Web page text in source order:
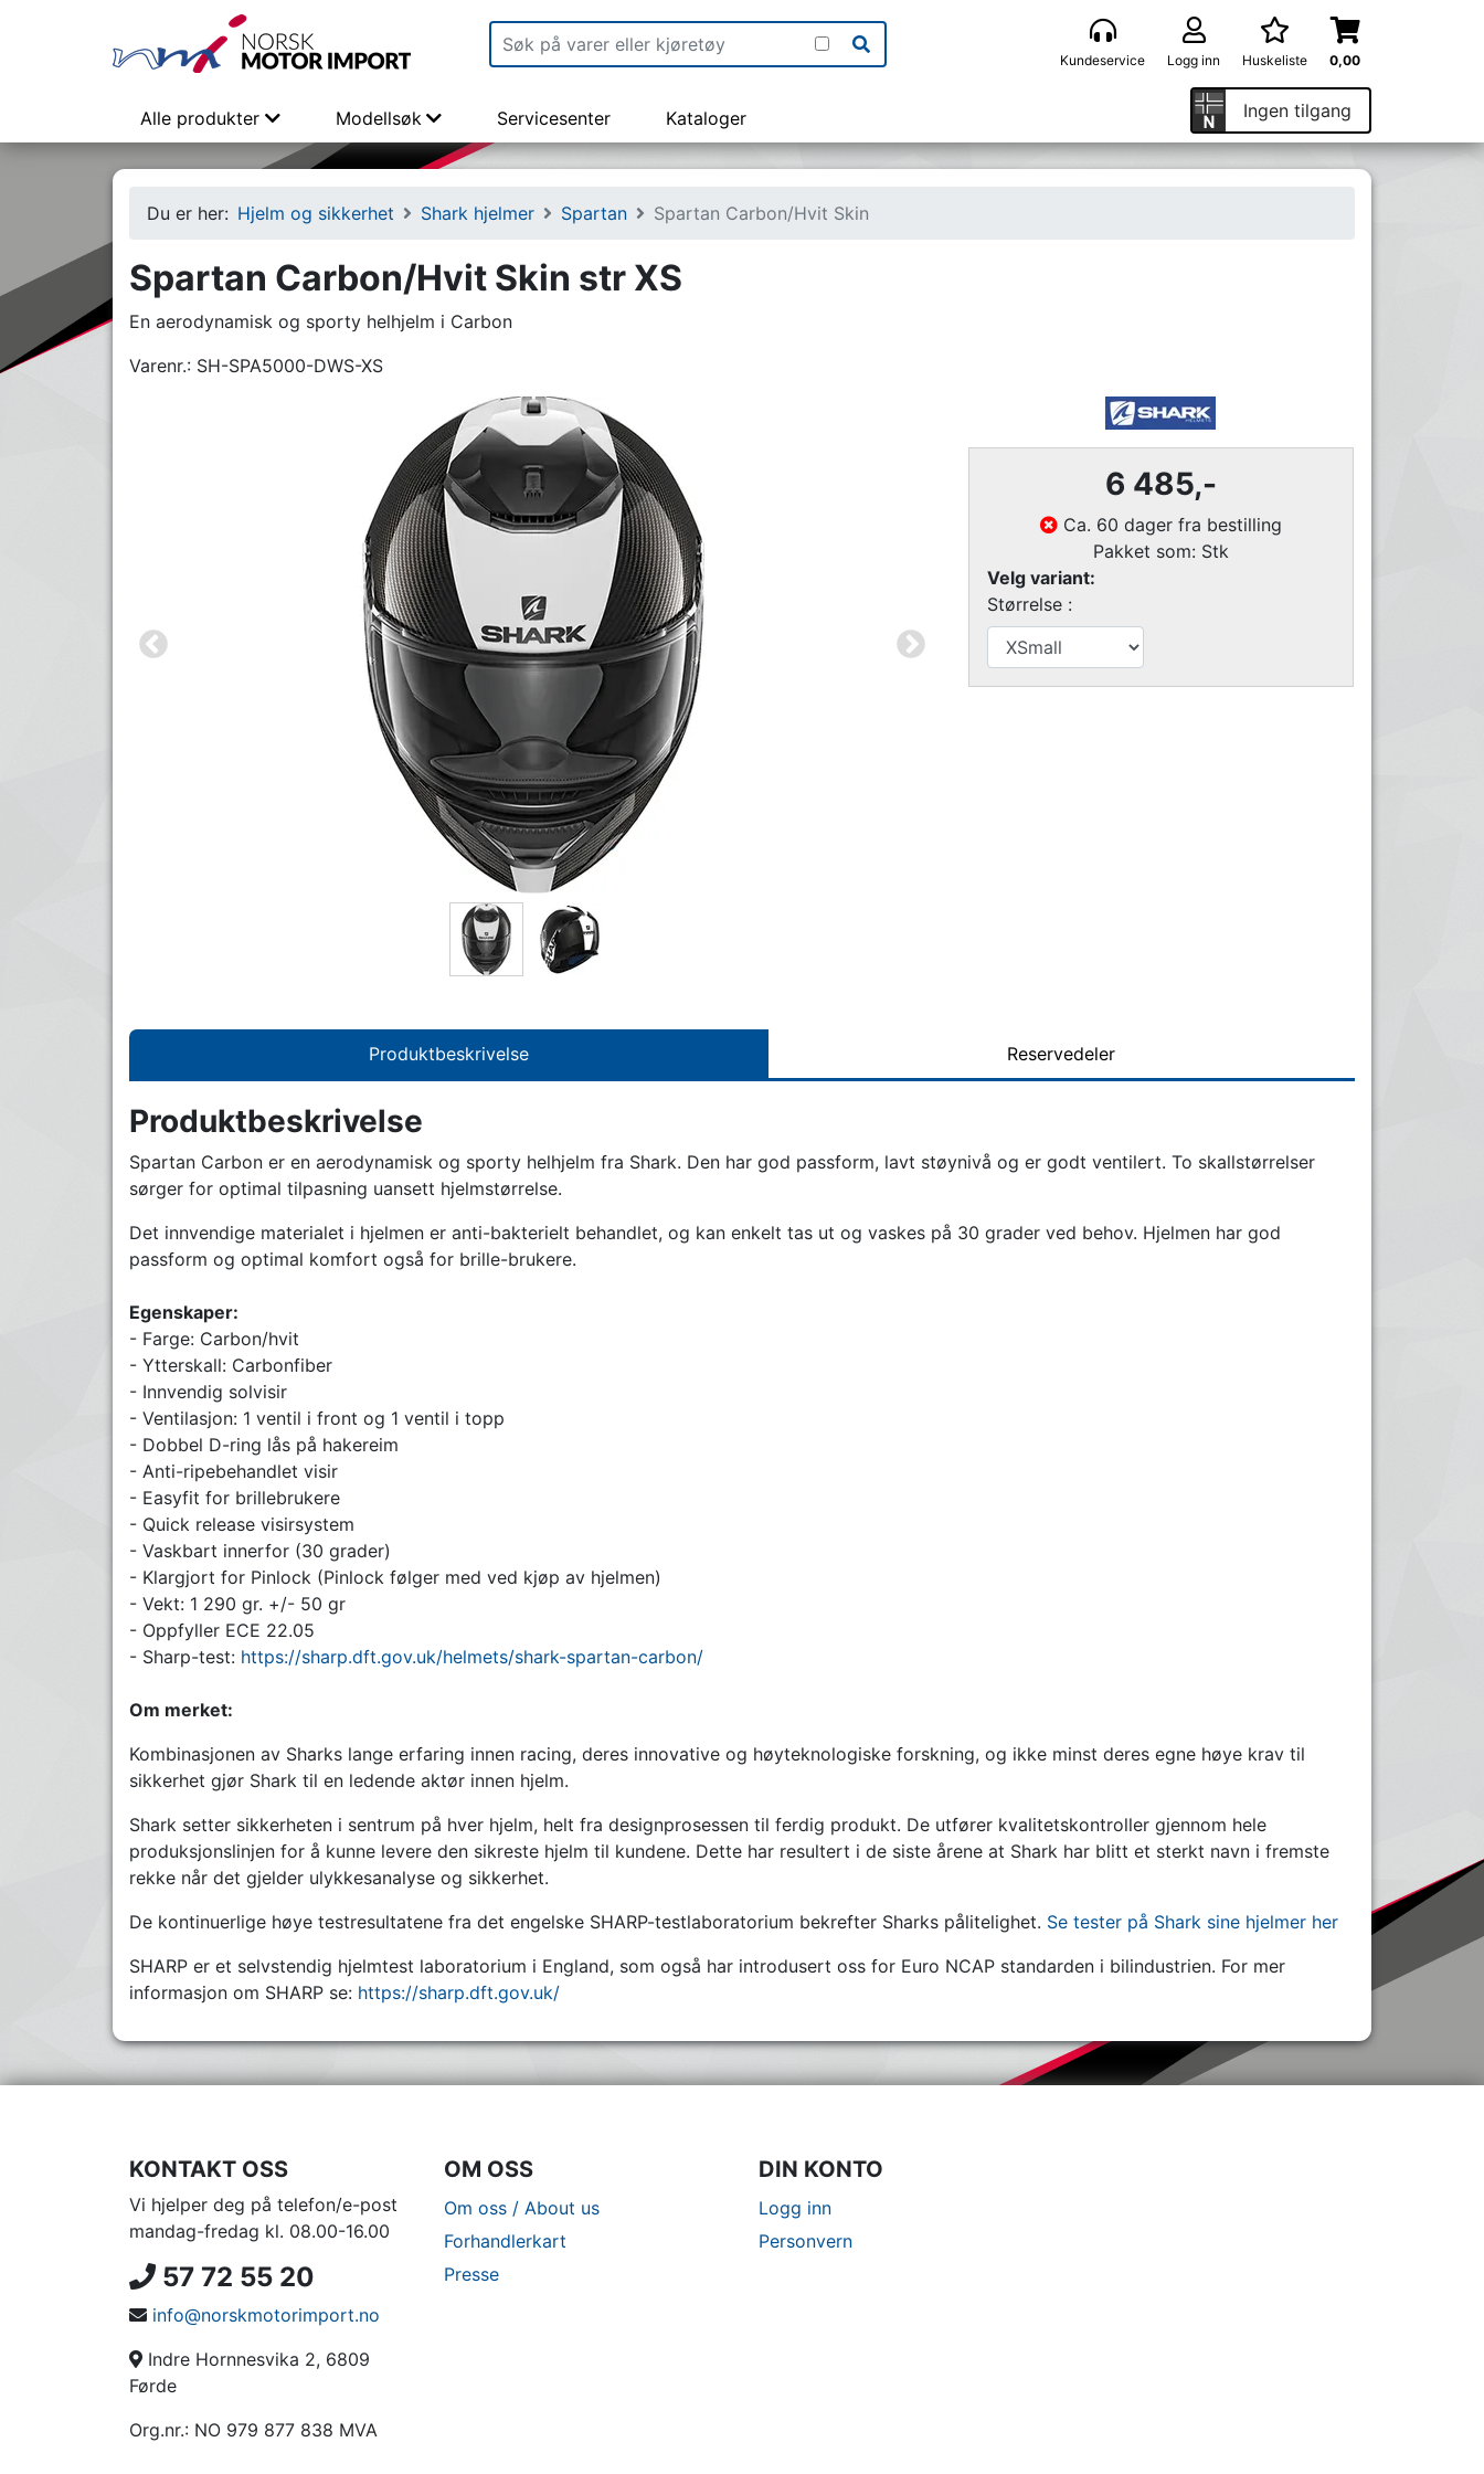
Kundeservice Logg inn Huskeliste 0,00
Alle produkter Modellsøk Servicesenter Kataloger Ingen tilgang
Du er her: Hjelm og sikkerhet Shark hjelmer Spartan Spartan Carbon/Hvit Skin
Spartan Carbon/Hvit Skin str XS
En aerodynamisk og sporty helhjelm i Carbon
Varenr.: SH-SPA5000-DWS-XS
6 485,-
Ca. 60 dager fra bestilling
Pakket som: Stk
Velg variant:
Størrelse :
Produktbeskrivelse Reservedeler
Produktbeskrivelse
Spartan Carbon er en aerodynamisk og sporty helhjelm fra Shark. Den har god passform, lavt støynivå og er godt ventilert. To skallstørrelser
sørger for optimal tilpasning uansett hjelmstørrelse.
Det innvendige materialet i hjelmen er anti-bakterielt behandlet, og kan enkelt tas ut og vaskes på 30 grader ved behov. Hjelmen har god
passform og optimal komfort også for brille-brukere.
Egenskaper:
- Farge: Carbon/hvit
- Ytterskall: Carbonfiber
- Innvendig solvisir
- Ventilasjon: 1 ventil i front og 1 ventil i topp
- Dobbel D-ring lås på hakereim
- Anti-ripebehandlet visir
- Easyfit for brillebrukere
- Quick release visirsystem
- Vaskbart innerfor (30 grader)
- Klargjort for Pinlock (Pinlock følger med ved kjøp av hjelmen)
- Vekt: 1 290 gr. +/- 50 gr
- Oppfyller ECE 22.05
- Sharp-test: https://sharp.dft.gov.uk/helmets/shark-spartan-carbon/
Om merket:
Kombinasjonen av Sharks lange erfaring innen racing, deres innovative og høyteknologiske forskning, og ikke minst deres egne høye krav til
sikkerhet gjør Shark til en ledende aktør innen hjelm.
Shark setter sikkerheten i sentrum på hver hjelm, helt fra designprosessen til ferdig produkt. De utfører kvalitetskontroller gjennom hele
produksjonslinjen for å kunne levere den sikreste hjelm til kundene. Dette har resultert i de siste årene at Shark har blitt et sterkt navn i fremste
rekke når det gjelder ulykkesanalyse og sikkerhet.
De kontinuerlige høye testresultatene fra det engelske SHARP-testlaboratorium bekrefter Sharks pålitelighet. Se tester på Shark sine hjelmer her
SHARP er et selvstendig hjelmtest laboratorium i England, som også har introdusert oss for Euro NCAP standarden i bilindustrien. For mer
informasjon om SHARP se: https://sharp.dft.gov.uk/
KONTAKT OSS
Vi hjelper deg på telefon/e-post
mandag-fredag kl. 08.00-16.00
57 72 55 20
info@norskmotorimport.no
Indre Hornnesvika 2, 6809
Førde
Org.nr.: NO 979 877 838 MVA
OM OSS
Om oss / About us
Forhandlerkart
Presse
DIN KONTO
Logg inn
Personvern